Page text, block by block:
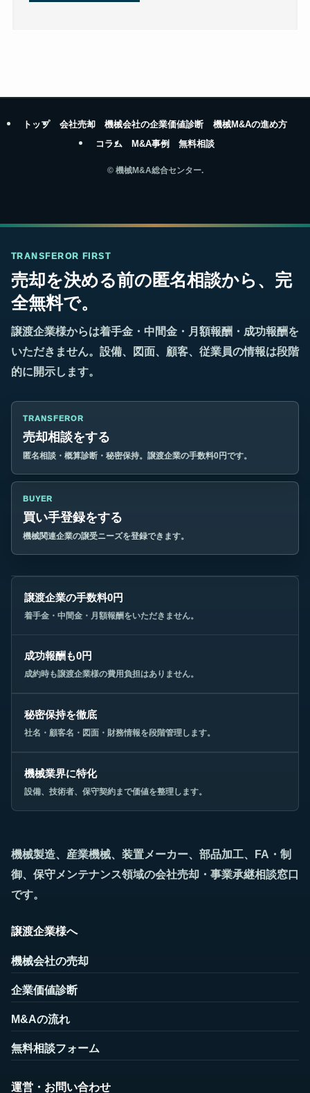
トップ 会社売却 機械会社の企業価値診断
機械M&Aの進め方
コラム
M&A事例 無料相談
©機械M&A総合センター.
TRANSFEROR FIRST
売却を決める前の匿名相談から、完
全無料で。
譲渡企業様からは着手金・中間金・月額報酬・成功報酬を
いただきません。設備、図面、顧客、従業員の情報は段階
的に開示します。
TRANSFEROR
売却相談をする
匿名相談・概算診断・秘密保持。譲渡企業の手数料0円です。
BUYER
買い手登録をする
機械関連企業の譲受ニーズを登録できます。
譲渡企業の手数料0円
着手金・中間金・月額報酬をいただきません。
成功報酬も0円
成約時も譲渡企業様の費用負担はありません。
秘密保持を徹底
社名・顧客名・図面・財務情報を段階管理します。
機械業界に特化
設備、技術者、保守契約まで価値を整理します。
機械製造、産業機械、装置メーカー、部品加工、FA・制
御、保守メンテナンス領域の会社売却・事業承継相談窓口
です。
譲渡企業様へ
機械会社の売却
企業価値診断
M&Aの流れ
無料相談フォーム
運営・お問い合わせ